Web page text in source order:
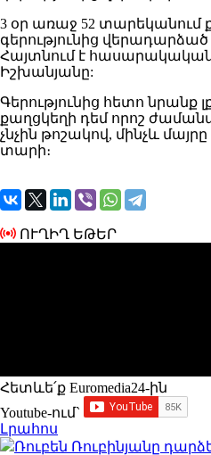
3 օր առաջ 52 տարեկանում
գերությունից
Հայտնում է հասարակական
Իշխանյանը:
Գերությունից հետո նրանք
քաղցկեղի դեմ որոշ
չնչին թոշակով, մինչև
տարի։
ՈՒՂԻՂ ԵԹԵՐ
Հետևե՛ք Euromedia24-ին
Youtube-ում`
Լրահոս
Ռուբեն Ռուբինյանը